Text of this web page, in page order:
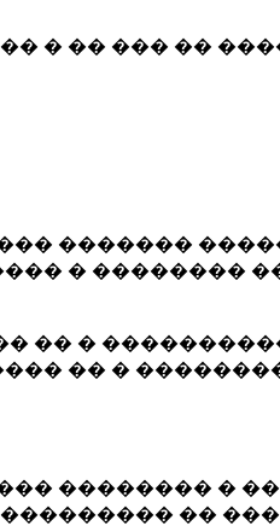
� �� ��� ��
�������
� ��������
�� �
�� �
�������� �
��